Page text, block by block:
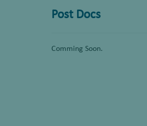
Post Docs
Comming Soon.